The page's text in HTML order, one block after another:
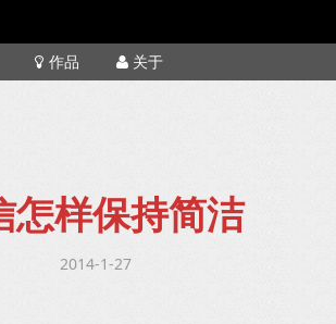
作品 关于
怎样保持简洁
2014-1-27